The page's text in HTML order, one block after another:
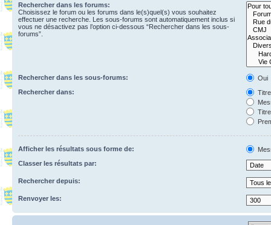
Rechercher dans les forums:
Choisissez le forum ou les forums dans le(s)quel(s) vous souhaitez
effectuer une recherche. Les sous-forums sont automatiquement inclus si
vous ne désactivez pas l’option ci-dessous “Rechercher dans les sous-
forums”.
Rechercher dans les sous-forums:
Oui
Rechercher dans:
Afficher les résultats sous forme de:
Classer les résultats par:
Rechercher depuis:
Renvoyer les: